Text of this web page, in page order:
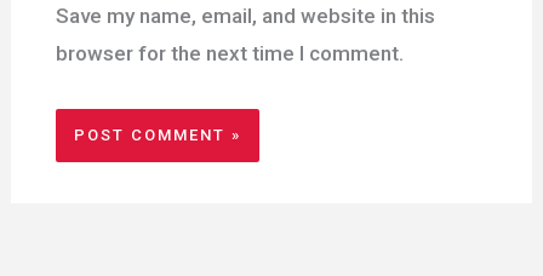
Save my name, email, and website in this
browser for the next time I comment.